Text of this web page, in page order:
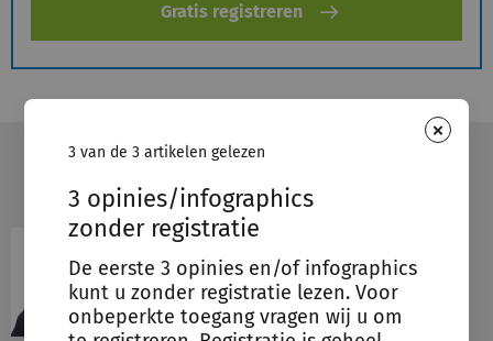
×
3 van de 3 artikelen gelezen
3 opinies/infographics
zonder registratie
De eerste 3 opinies en/of infographics
kunt u zonder registratie lezen. Voor
onbeperkte toegang vragen wij u om
Gratis registreren
Voeg toe aan leeslijst
mr. Semra Canjels
Vakredacteur
Omgevingsrecht